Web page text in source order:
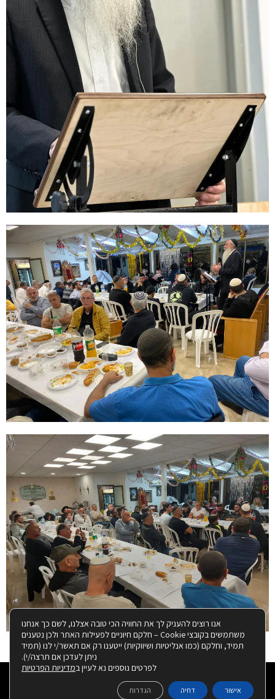
© כל הזכויות שמורות למרכז למורשת הרמב"ם טבריה אם
נהנית מהתוכן בעמוד זה, תוכל להפיץ ברשתות החברתיות
אנו רוצים להעניק לך את החוויה הכי טובה אצלנו, לשם כך אנחנו
משתמשים בקובצי Cookie – חלקם חיוניים לפעילות האתר ולכן נטענים
תמיד, וחלקם (כמו אנליטיות ושיווקיות) ייטענו רק אם תאשר/י לנו (תמיד
ניתן לעדכן אם תרצה/י).
לפרטים נוספים נא לעיין במדיניות הפרטיות
אישור דחיה הגדרות